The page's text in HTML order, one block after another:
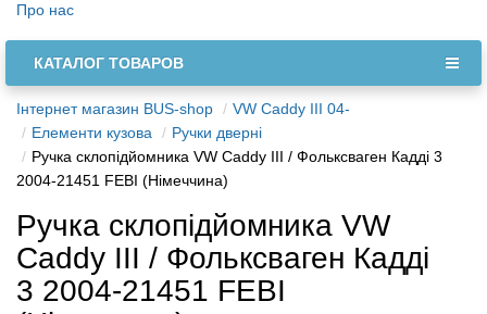
Про нас
КАТАЛОГ ТОВАРОВ
Інтернет магазин BUS-shop
VW Caddy III 04-
Елементи кузова
Ручки дверні
Ручка склопідйомника VW Caddy III / Фольксваген Кадді 3
2004-21451 FEBI (Німеччина)
Ручка склопідйомника VW
Caddy III / Фольксваген Кадді
3 2004-21451 FEBI